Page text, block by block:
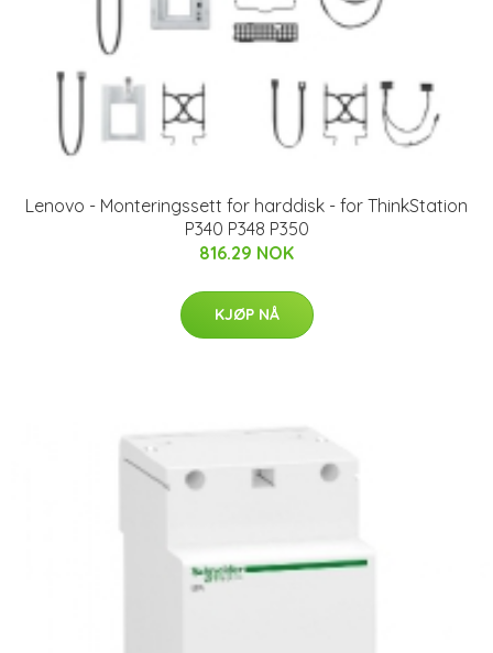
Lenovo - Monteringssett for harddisk - for ThinkStation
P340 P348 P350
816.29 NOK
KJØP NÅ